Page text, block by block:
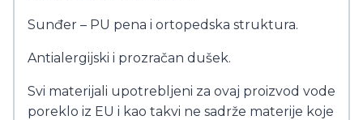
Sunđer – PU pena i ortopedska struktura.
Antialergijski i prozračan dušek.
Svi materijali upotrebljeni za ovaj proizvod vode
poreklo iz EU i kao takvi ne sadrže materije koje